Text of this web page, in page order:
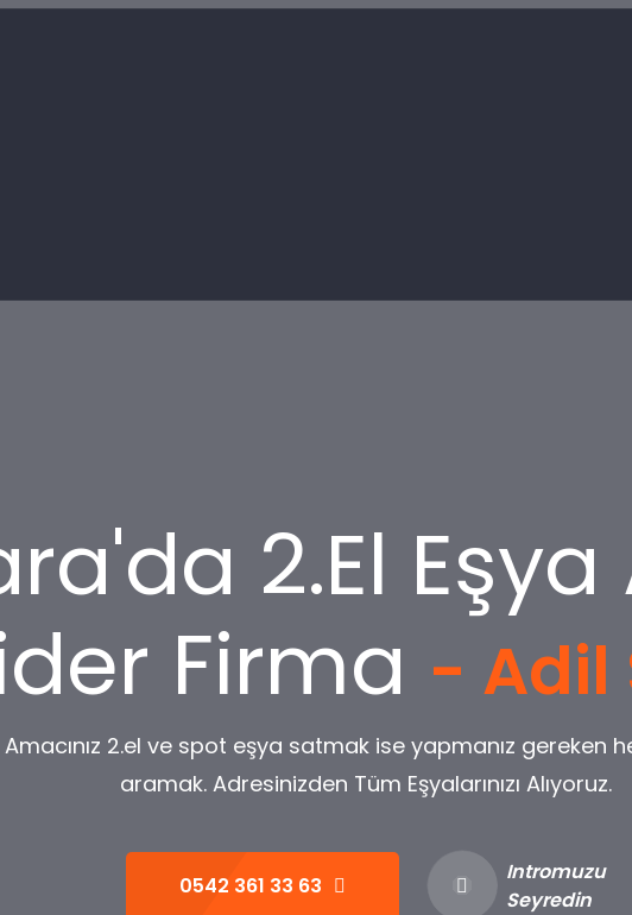
2.El Eşya
Firma - Adil
Amacınız 2.el ve spot eşya satmak ise yapmanız gereken
aramak. Adresinizden Tüm Eşyalarınızı Alıyoruz.
0542 361 33 63
Intromuzu
Seyredin